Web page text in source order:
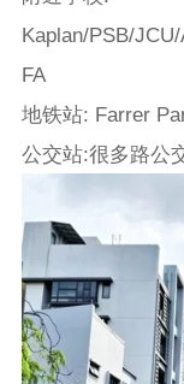
Kaplan/PSB/
FA
地铁站: Farrer
公交站:很多路公